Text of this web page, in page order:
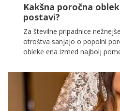
Kakšna poročna
postavi?
Za številne pripadnice
otroštva sanjajo o popolni
obleke ena izmed najbolj
poročni dan zapomnimo za
pripadnice nežnejšega spola,
so na ta dan videti popolno.